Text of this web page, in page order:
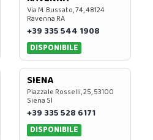
Via M. Bussato, 74, 48124
Ravenna RA
+39 335 544 1908
DISPONIBILE
SIENA
Piazzale Rosselli, 25, 53100
Siena SI
+39 335 528 6171
DISPONIBILE